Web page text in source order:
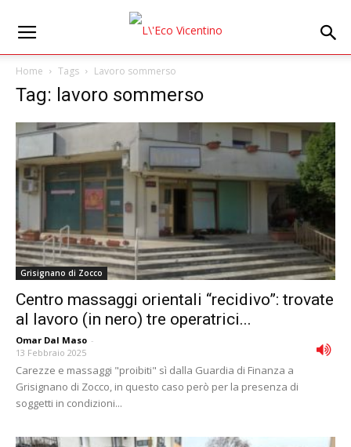
Home Tags Lavoro sommerso
Tag: lavoro sommerso
Grisignano di Zocco
Centro massaggi orientali “recidivo”: trovate
al lavoro (in nero) tre operatrici...
Omar Dal Maso -
13 Febbraio 2025
Carezze e massaggi "proibiti" sì dalla Guardia di Finanza a
Grisignano di Zocco, in questo caso però per la presenza di
soggetti in condizioni...